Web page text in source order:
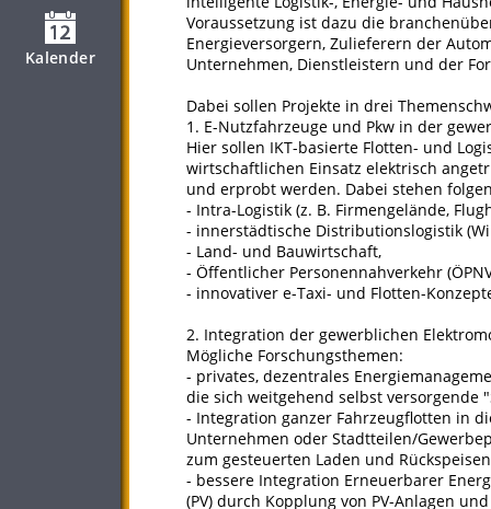
Kalender
Voraussetzung ist dazu die
Energieversorgern, Zulieferern der
Unternehmen, Dienstleistern und der
Dabei sollen Projekte in drei
1. E-Nutzfahrzeuge und Pkw in der
Hier sollen IKT-basierte Flotten- und
wirtschaftlichen Einsatz elektrisch
und erprobt werden. Dabei stehen
- Intra-Logistik (z. B. Firmengelände,
- innerstädtische Distributionslogistik
- Land- und Bauwirtschaft,
- Öffentlicher Personennahverkehr
- innovativer e-Taxi- und Flotten-
2. Integration der gewerblichen
Mögliche Forschungsthemen:
- privates, dezentrales
die sich weitgehend selbst versorgende
- Integration ganzer Fahrzeugflotten in
Unternehmen oder Stadtteilen/
zum gesteuerten Laden und
- bessere Integration Erneuerbarer
(PV) durch Kopplung von PV-Anlagen